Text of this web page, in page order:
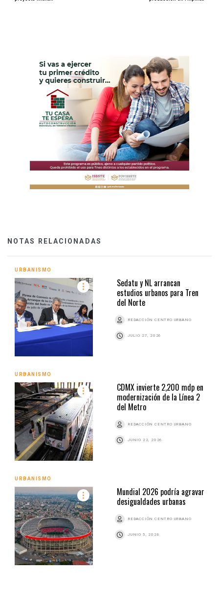
NOTAS RELACIONADAS
URBANISMO
Sedatu y NL arrancan
estudios urbanos para Tren
del Norte
REDACCIÓN CENTRO URBANO
JULIO 27, 2026
URBANISMO
CDMX invierte 2,200 mdp en
modernización de la Línea 2
del Metro
REDACCIÓN CENTRO URBANO
JUNIO 22, 2026
URBANISMO
Mundial 2026 podría agravar
desigualdades urbanas
REDACCIÓN CENTRO URBANO
JUNIO 5, 2026